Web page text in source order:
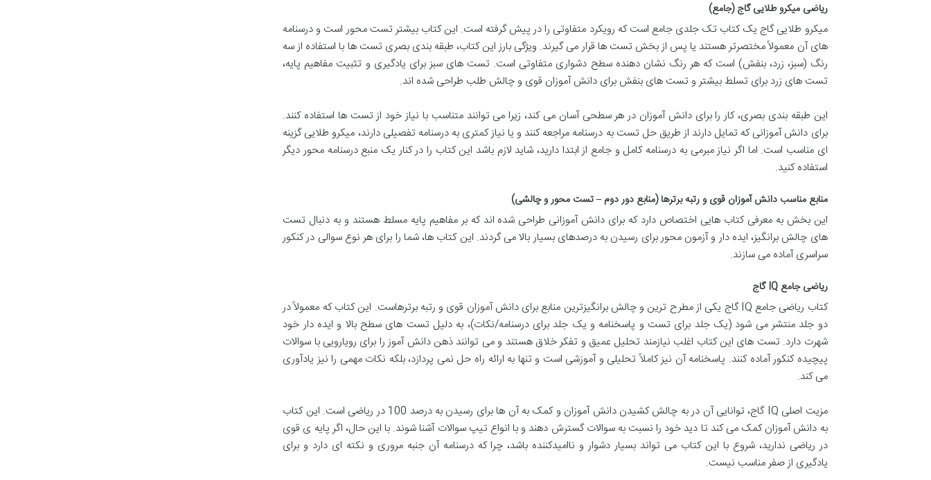
ریاضی میکرو طلایی گاج (جامع)
میکرو طلایی گاج یک کتاب تک جلدی جامع است که رویکرد متفاوتی را در پیش گرفته است. این کتاب بیشتر تست محور است و درسنامه
های آن معمولاً مختصرتر هستند یا پس از بخش تست ها قرار می گیرند. ویژگی بارز این کتاب، طبقه بندی بصری تست ها با استفاده از سه
رنگ (سبز، زرد، بنفش) است که هر رنگ نشان دهنده سطح دشواری متفاوتی است. تست های سبز برای یادگیری و تثبیت مفاهیم پایه،
تست های زرد برای تسلط بیشتر و تست های بنفش برای دانش آموزان قوی و چالش طلب طراحی شده اند.
این طبقه بندی بصری، کار را برای دانش آموزان در هر سطحی آسان می کند، زیرا می توانند متناسب با نیاز خود از تست ها استفاده کنند.
برای دانش آموزانی که تمایل دارند از طریق حل تست به درسنامه مراجعه کنند و یا نیاز کمتری به درسنامه تفصیلی دارند، میکرو طلایی گزینه
ای مناسب است. اما اگر نیاز مبرمی به درسنامه کامل و جامع از ابتدا دارید، شاید لازم باشد این کتاب را در کنار یک منبع درسنامه محور دیگر
استفاده کنید.
منابع مناسب دانش آموزان قوی و رتبه برترها (منابع دور دوم – تست محور و چالشی)
این بخش به معرفی کتاب هایی اختصاص دارد که برای دانش آموزانی طراحی شده اند که بر مفاهیم پایه مسلط هستند و به دنبال تست
های چالش برانگیز، ایده دار و آزمون محور برای رسیدن به درصدهای بسیار بالا می گردند. این کتاب ها، شما را برای هر نوع سوالی در کنکور
سراسری آماده می سازند.
ریاضی جامع IQ گاج
کتاب ریاضی جامع IQ گاج یکی از مطرح ترین و چالش برانگیزترین منابع برای دانش آموزان قوی و رتبه برترهاست. این کتاب که معمولاً در
دو جلد منتشر می شود (یک جلد برای تست و پاسخنامه و یک جلد برای درسنامه/نکات)، به دلیل تست های سطح بالا و ایده دار خود
شهرت دارد. تست های این کتاب اغلب نیازمند تحلیل عمیق و تفکر خلاق هستند و می توانند ذهن دانش آموز را برای رویارویی با سوالات
پیچیده کنکور آماده کنند. پاسخنامه آن نیز کاملاً تحلیلی و آموزشی است و تنها به ارائه راه حل نمی پردازد، بلکه نکات مهمی را نیز یادآوری
می کند.
مزیت اصلی IQ گاج، توانایی آن در به چالش کشیدن دانش آموزان و کمک به آن ها برای رسیدن به درصد 100 در ریاضی است. این کتاب
به دانش آموزان کمک می کند تا دید خود را نسبت به سوالات گسترش دهند و با انواع تیپ سوالات آشنا شوند. با این حال، اگر پایه ی قوی
در ریاضی ندارید، شروع با این کتاب می تواند بسیار دشوار و ناامیدکننده باشد، چرا که درسنامه آن جنبه مروری و نکته ای دارد و برای
یادگیری از صفر مناسب نیست.